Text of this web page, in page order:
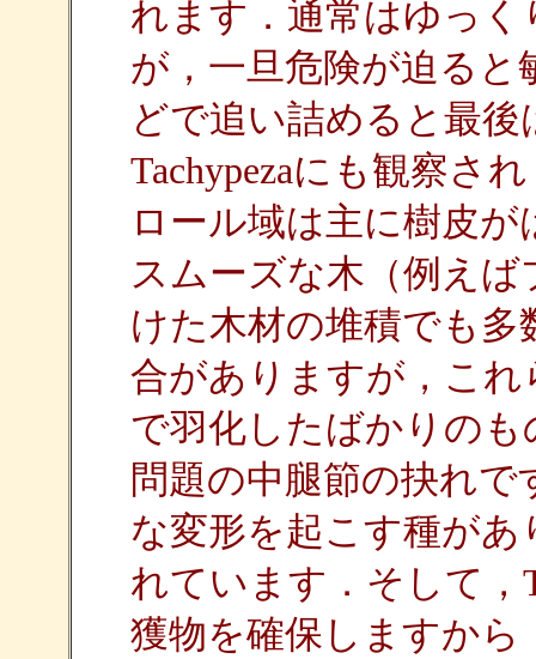
れます．通常はゆっ
が，一旦危険が迫ると
どで追い詰めると最
Tachypezaにも観察さ
ロール域は主に樹皮
スムーズな木（例え
けた木材の堆積でも
合がありますが，こ
で羽化したばかりの
問題の中腿節の抉れ
な変形を起こす種が
れています．そして，
獲物を確保しますから